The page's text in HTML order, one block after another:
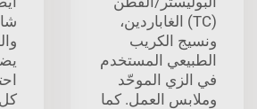
(TC) الغاباردين،
ونسيج الكريب
الطبيعي المستخدم
في الزي الموحّد
وملابس العمل. كما